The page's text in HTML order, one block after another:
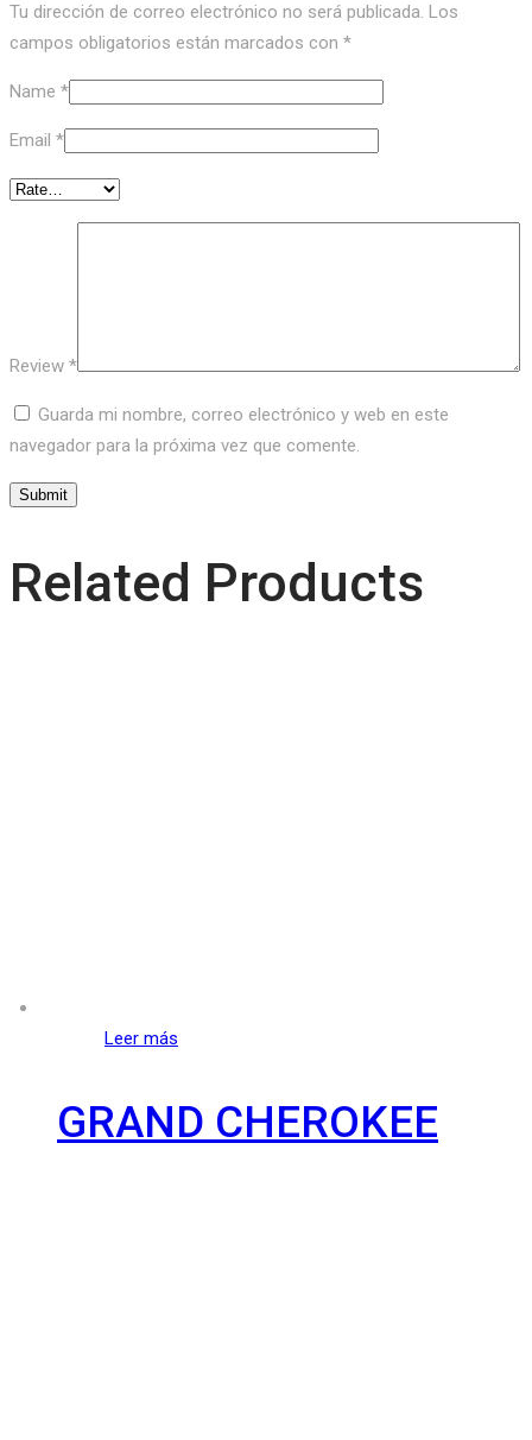
Tu dirección de correo electrónico no será publicada. Los
campos obligatorios están marcados con *
Name *
Email *
Review *
Guarda mi nombre, correo electrónico y web en este
navegador para la próxima vez que comente.
Related Products
Leer más
GRAND CHEROKEE